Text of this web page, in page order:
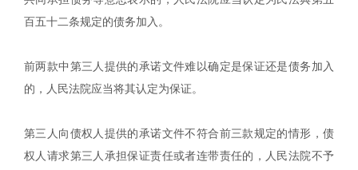
百五十二条规定的债务加入。
前两款中第三人提供的承诺文件难以确定是保证还是债务加入
的，人民法院应当将其认定为保证。
第三人向债权人提供的承诺文件不符合前三款规定的情形，债
权人请求第三人承担保证责任或者连带责任的，人民法院不予